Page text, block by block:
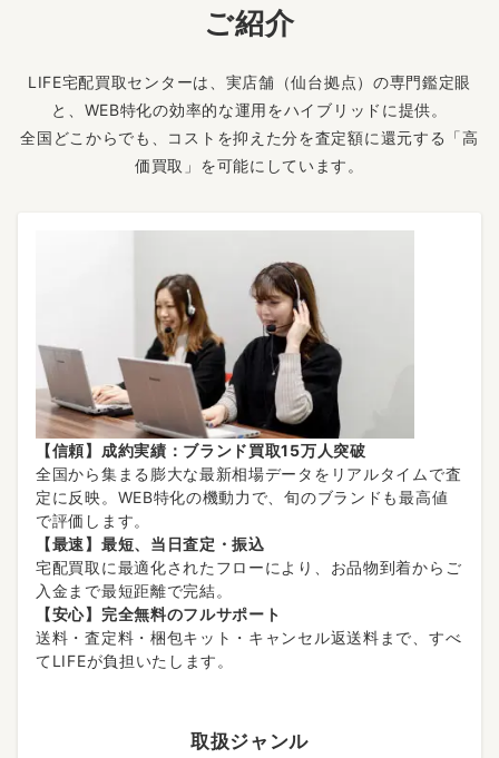
ご紹介
LIFE宅配買取センターは、実店舗（仙台拠点）の専門鑑定眼
と、WEB特化の効率的な運用をハイブリッドに提供。
全国どこからでも、コストを抑えた分を査定額に還元する「高
価買取」を可能にしています。
【信頼】成約実績：ブランド買取15万人突破
全国から集まる膨大な最新相場データをリアルタイムで査
定に反映。WEB特化の機動力で、旬のブランドも最高値
で評価します。
【最速】最短、当日査定・振込
宅配買取に最適化されたフローにより、お品物到着からご
入金まで最短距離で完結。
【安心】完全無料のフルサポート
送料・査定料・梱包キット・キャンセル返送料まで、すべ
てLIFEが負担いたします。
取扱ジャンル